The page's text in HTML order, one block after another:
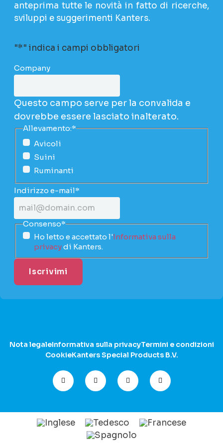
anteprima tutte le novità in fatto di ricerche,
sviluppi e suggerimenti Kanters.
"*" indica i campi obbligatori
Company
Questo campo serve per la convalida e
dovrebbe essere lasciato inalterato.
Allevamento:*
Avicoli
Suini
Ruminanti
Indirizzo e-mail*
Consenso*
Ho letto e accettato l'Informativa sulla
privacydi Kanters.
Nota legaleInformativa sulla privacyTermini e condizioni
CookieKanters Special Products B.V.